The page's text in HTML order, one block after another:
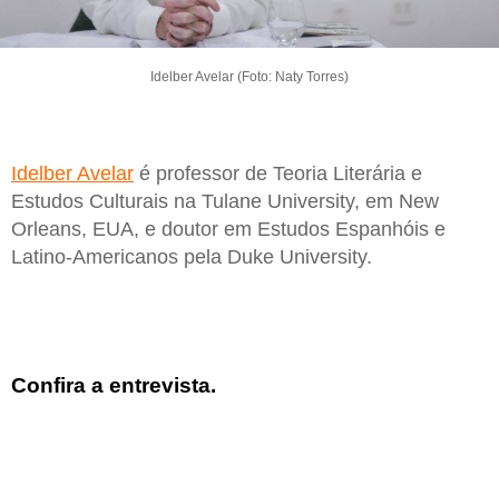
Idelber Avelar (Foto: Naty Torres)
Idelber Avelar é professor de Teoria Literária e
Estudos Culturais na Tulane University, em New
Orleans, EUA, e doutor em Estudos Espanhóis e
Latino-Americanos pela Duke University.
Confira a entrevista.